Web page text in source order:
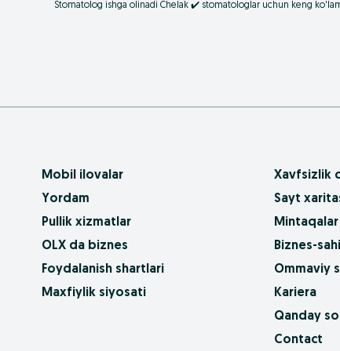
Stomatolog ishga olinadi Chelak ✔️️️ stomatologlar uchun keng
Mobil ilovalar
Yordam
Pullik xizmatlar
OLX da biznes
Foydalanish shartlari
Maxfiylik siyosati
Xavfsizlik
Sayt
Biznes-
Ommaviy
Kariera
Qanday
Contact